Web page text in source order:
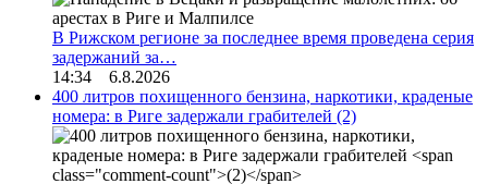
В Рижском регионе за последнее время проведена серия
задержаний за…
14:34 6.8.2026
400 литров похищенного бензина, наркотики, краденые
номера: в Риге задержали грабителей (2)